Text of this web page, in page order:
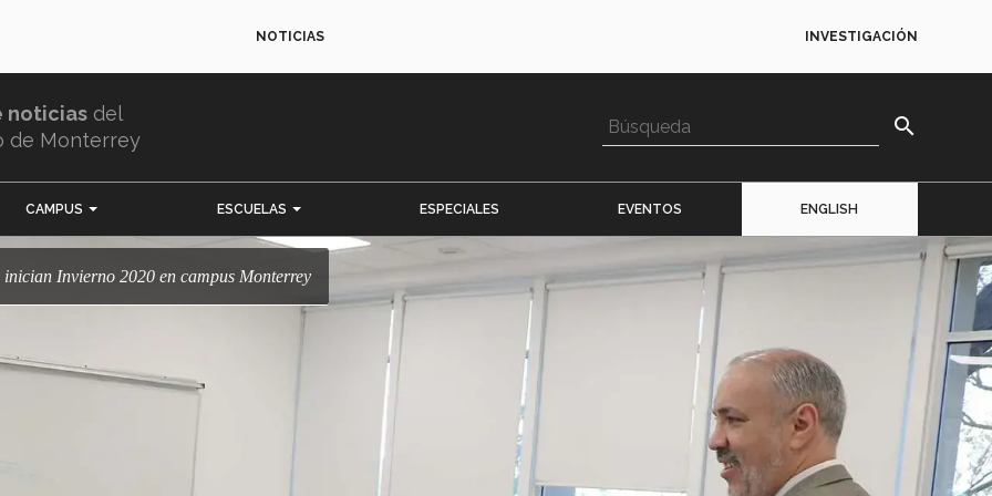
NOTICIAS INVESTIGACIÓN
noticias del
de Monterrey
search
CAMPUS ESCUELAS ESPECIALES EVENTOS ENGLISH
inician Invierno 2020 en campus Monterrey